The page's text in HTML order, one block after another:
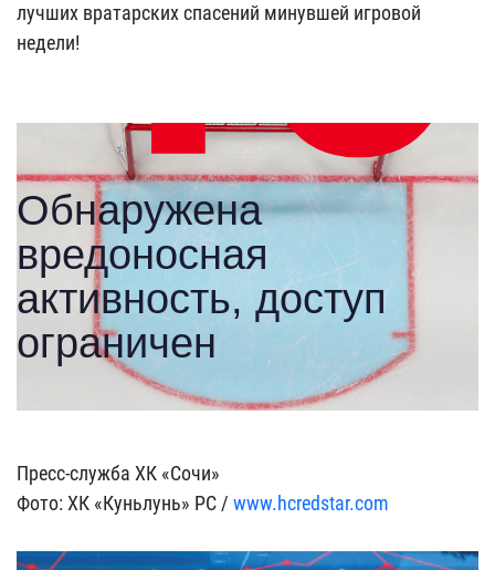
лучших вратарских спасений минувшей игровой
недели!
Пресс-служба ХК «Сочи»
Фото: ХК «Куньлунь» РС / www.hcredstar.com